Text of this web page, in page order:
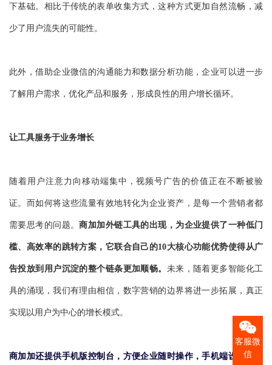
下基础。相比于传统的表单收集方式，这种方式更加自然流畅，减
少了用户流失的可能性。
此外，借助企业微信的沟通能力和数据分析功能，企业可以进一步
了解用户需求，优化产品和服务，形成良性的用户增长循环。
让工具服务于业务增长
随着用户注意力向移动端集中，视频号广告的价值正在不断被验
证。而如何将这些流量有效地转化为企业资产，是每一个营销者都
需要思考的问题。商加加外链工具的出现，为企业提供了一种低门
槛、高效率的跳转方案， 它联合自己的10大核心功能优势使得从广
告投放到用户沉淀的整个链条更加顺畅。 未来，随着更多智能化工
具的涌现，我们有理由相信，数字营销的边界将进一步拓展，真正
实现以用户为中心的增长模式。
商加加还提供手机版控制台，方便企业随时操作，手机端设置接待
客服微
信